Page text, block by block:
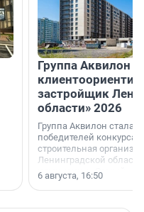
Группа Аквилон
застройщик
области» 2026
Группа Аквилон стала
победителей конкурса
строительная
Ленинградской области
номинации «Самый
застройщик
области».
6 августа, 16:50